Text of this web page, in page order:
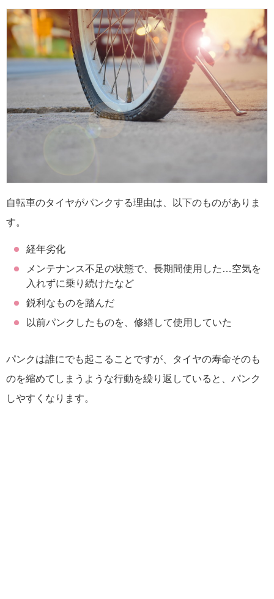
自転車のタイヤがパンクする理由は、以下のものがありま
す。
経年劣化
メンテナンス不足の状態で、長期間使用した…空気を
入れずに乗り続けたなど
鋭利なものを踏んだ
以前パンクしたものを、修繕して使用していた
パンクは誰にでも起こることですが、タイヤの寿命そのも
のを縮めてしまうような行動を繰り返していると、パンク
しやすくなります。